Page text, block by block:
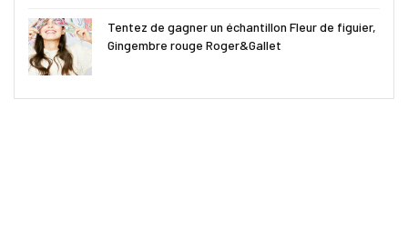
Tentez de gagner un échantillon Fleur de figuier,
Gingembre rouge Roger&Gallet